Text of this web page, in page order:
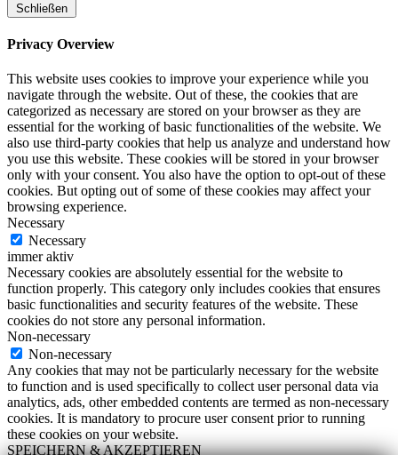
Schließen
Privacy Overview
This website uses cookies to improve your experience while you
navigate through the website. Out of these, the cookies that are
categorized as necessary are stored on your browser as they are
essential for the working of basic functionalities of the website. We
also use third-party cookies that help us analyze and understand how
you use this website. These cookies will be stored in your browser
only with your consent. You also have the option to opt-out of these
cookies. But opting out of some of these cookies may affect your
browsing experience.
Necessary
Necessary
immer aktiv
Necessary cookies are absolutely essential for the website to
function properly. This category only includes cookies that ensures
basic functionalities and security features of the website. These
cookies do not store any personal information.
Non-necessary
Non-necessary
Any cookies that may not be particularly necessary for the website
to function and is used specifically to collect user personal data via
analytics, ads, other embedded contents are termed as non-necessary
cookies. It is mandatory to procure user consent prior to running
these cookies on your website.
SPEICHERN & AKZEPTIEREN